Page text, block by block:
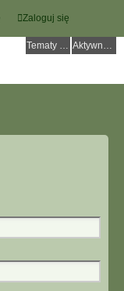
Zaloguj się
Tematy bez odpowiedzi Aktywne tematy